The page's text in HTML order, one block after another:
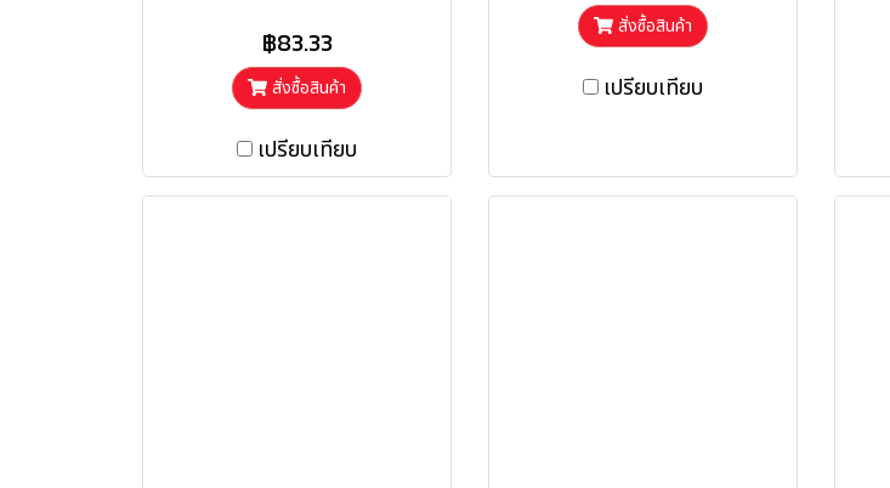
฿83.33
สั่งซื้อสินค้า
เปรียบเทียบ
สั่งซื้อสินค้า
เปรียบเทียบ